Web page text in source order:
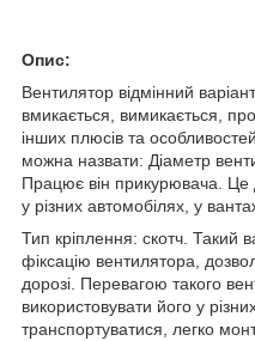
Опис:
Вентилятор відмінний
вмикається, вимикається,
інших плюсів та
можна назвати: Діаметр
Працює він прикурювача. Це
у різних автомобілях, у
Тип кріплення: скотч. Такий
фіксацію вентилятора,
дорозі. Перевагою такого
використовувати його у
транспортуватися, легко